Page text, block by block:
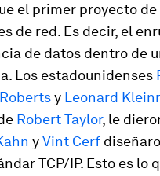
el primer proyecto
de red. Es decir, el
de datos dentro de
Los estadounidenses
y Leonard
Robert Taylor, le
yVint Cerf
TCP/IP. Esto es lo